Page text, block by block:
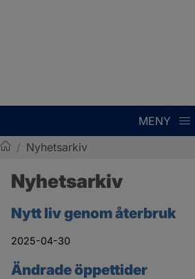
MENY
/ Nyhetsarkiv
Nyhetsarkiv
Nytt liv genom återbruk
2025-04-30
Ändrade öppettider